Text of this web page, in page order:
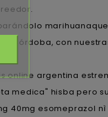
Córdoba, con
online argentina
medica" hisba pero
40mg esomeprazol